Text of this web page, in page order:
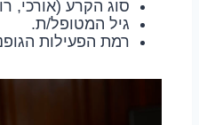
סוג הקרע (אורכי,
גיל המטופל/ת.
רמת הפעילות